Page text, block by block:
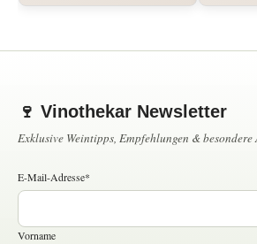
🍷 Vinothekar Newsletter
Exklusive Weintipps, Empfehlungen & besondere
E-Mail-Adresse*
Vorname